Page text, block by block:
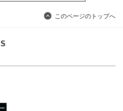
このページのトップへ